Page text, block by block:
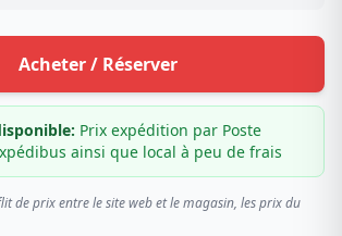
Acheter / Réserver
Prix expédition par Poste
ainsi que local à peu de frais
de prix entre le site web et le magasin, les prix du